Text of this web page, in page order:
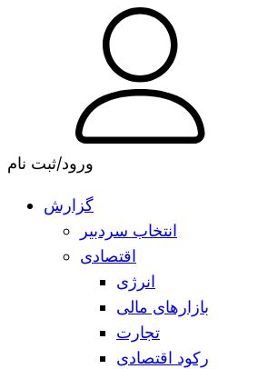
ورود/ثبت نام
گزارش
انتخاب سردبیر
اقتصادی
انرژی
بازارهای مالی
تجارت
رکود اقتصادی